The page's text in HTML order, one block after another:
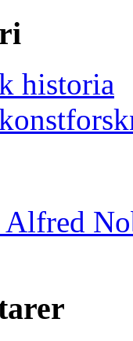
historia
Alfred